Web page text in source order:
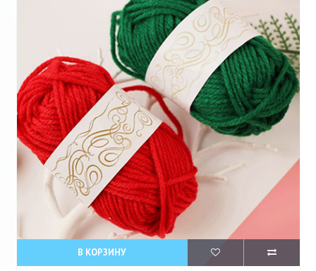
В КОРЗИНУ